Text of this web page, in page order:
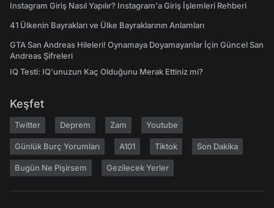
Instagram Giriş Nasıl Yapılır? Instagram'a Giriş İşlemleri Rehberi
41 Ülkenin Bayrakları ve Ülke Bayraklarının Anlamları
GTA San Andreas Hileleri! Oynamaya Doyamayanlar İçin Güncel San
Andreas Şifreleri
IQ Testi: IQ'unuzun Kaç Olduğunu Merak Ettiniz mi?
Keşfet
Twitter Deprem Zam Youtube
Günlük Burç Yorumları A101 Tiktok Son Dakika
Bugün Ne Pişirsem Gezilecek Yerler